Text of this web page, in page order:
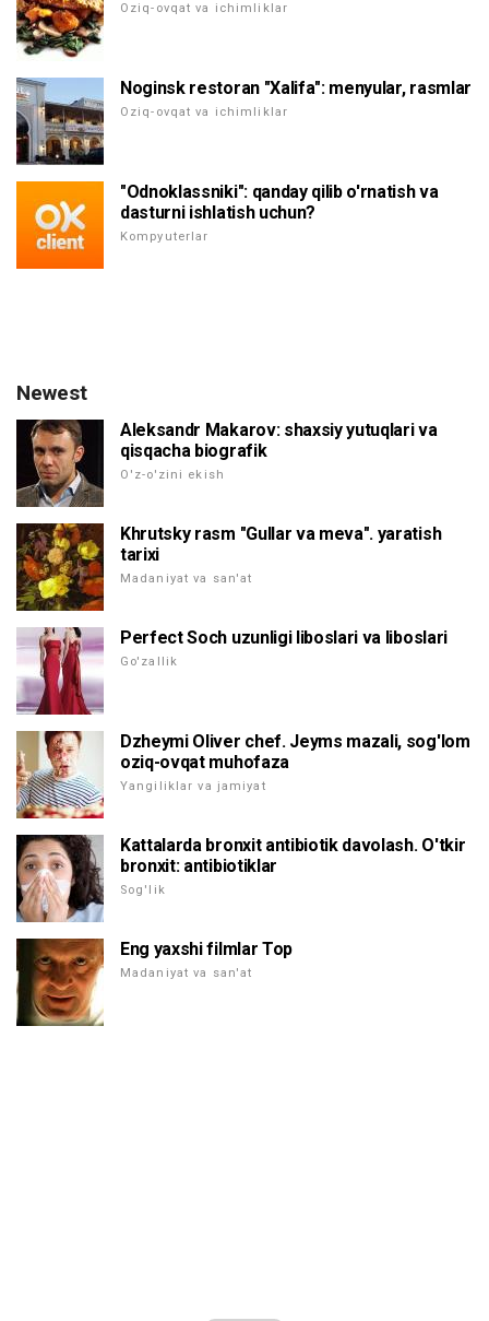
Oziq-ovqat va ichimliklar
Noginsk restoran "Xalifa": menyular, rasmlar
Oziq-ovqat va ichimliklar
"Odnoklassniki": qanday qilib o'rnatish va
dasturni ishlatish uchun?
Kompyuterlar
Newest
Aleksandr Makarov: shaxsiy yutuqlari va
qisqacha biografik
O'z-o'zini ekish
Khrutsky rasm "Gullar va meva". yaratish
tarixi
Madaniyat va san'at
Perfect Soch uzunligi liboslari va liboslari
Go'zallik
Dzheymi Oliver chef. Jeyms mazali, sog'lom
oziq-ovqat muhofaza
Yangiliklar va jamiyat
Kattalarda bronxit antibiotik davolash. O'tkir
bronxit: antibiotiklar
Sog'lik
Eng yaxshi filmlar Top
Madaniyat va san'at